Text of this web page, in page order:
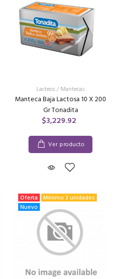
Lacteos/ Mantecas
Manteca Baja Lactosa 10 X 200
Gr Tonadita
$3,229.92
Ver producto
Oferta Mínimo 3 unidades
Nuevo